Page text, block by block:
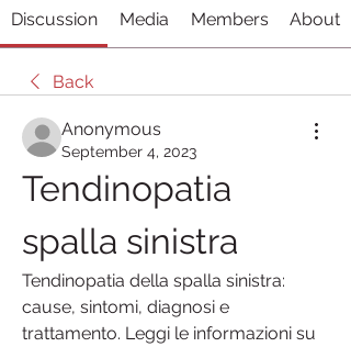
Discussion Media Members About
Back
Anonymous
September 4, 2023
Tendinopatia
spalla sinistra
Tendinopatia della spalla sinistra:
cause, sintomi, diagnosi e
trattamento. Leggi le informazioni su